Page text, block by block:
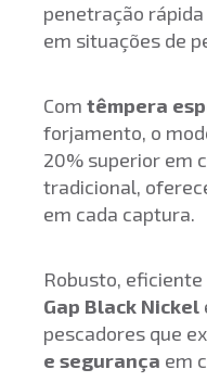
penetração
em situações de
Com têmpera
forjamento, o
20% superior em
tradicional,
em cada captura.
Robusto,
Gap Black Nickel
pescadores que
e segurança em